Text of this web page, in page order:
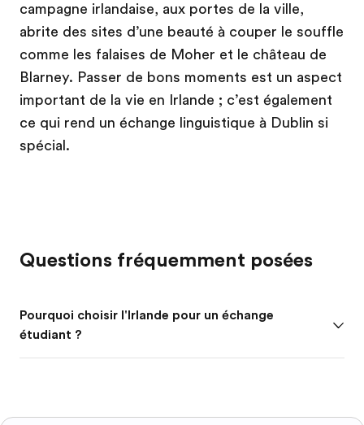
campagne irlandaise, aux portes de la ville,
abrite des sites d’une beauté à couper le souffle
comme les falaises de Moher et le château de
Blarney. Passer de bons moments est un aspect
important de la vie en Irlande ; c’est également
ce qui rend un échange linguistique à Dublin si
spécial.
Questions fréquemment posées
Pourquoi choisir l'Irlande pour un échange
étudiant ?